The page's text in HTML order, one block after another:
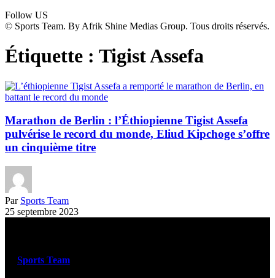
Follow US
© Sports Team. By Afrik Shine Medias Group. Tous droits réservés.
Étiquette : Tigist Assefa
Marathon de Berlin : l’Éthiopienne Tigist Assefa
pulvérise le record du monde, Eliud Kipchoge s’offre
un cinquième titre
Par Sports Team
25 septembre 2023
Sports Team